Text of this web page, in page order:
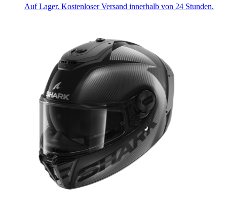
Auf Lager. Kostenloser Versand innerhalb von 24 Stunden.